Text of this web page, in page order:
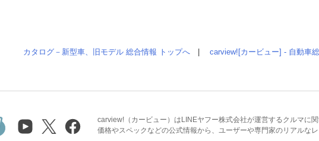
カタログ－新型車、旧モデル 総合情報 トップへ carview![カービュー] - 自動車
carview!（カービュー）はLINEヤフー株式会社が運営するクルマに
価格やスペックなどの公式情報から、ユーザーや専門家のリアルな